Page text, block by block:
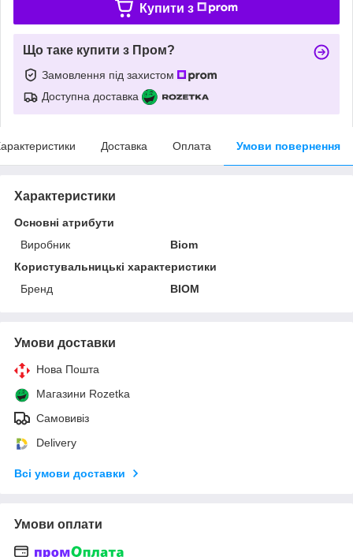
Купити з
Що таке купити з Пром?
Замовлення під захистом
Доступна доставка
Доставка Оплата Умови повернення
Характеристики
Основні атрибути
Виробник
Biom
Користувальницькі характеристики
Бренд
BIOM
Умови доставки
Нова Пошта
Магазини Rozetka
Самовивіз
Delivery
Всі умови доставки
Умови оплати